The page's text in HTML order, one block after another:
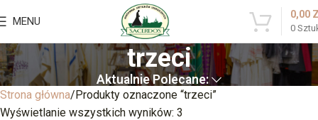
MENU
0
0,00
trzeci
Aktualnie Polecane:
Strona główna Produkty oznaczone “trzeci”
Wyświetlanie wszystkich wyników: 3